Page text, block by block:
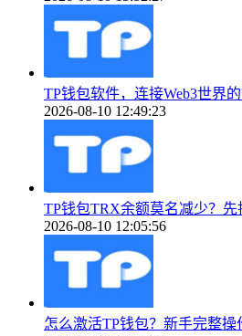
TP钱包软件，连接Web3世界
2026-08-10 12:49:23
TP钱包TRX余额莫名减少？先
2026-08-10 12:05:56
怎么激活TP钱包？新手完整操